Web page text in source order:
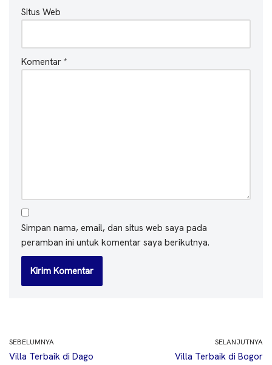
Situs Web
Komentar *
Simpan nama, email, dan situs web saya pada
peramban ini untuk komentar saya berikutnya.
SEBELUMNYA
Villa Terbaik di Dago
SELANJUTNYA
Villa Terbaik di Bogor